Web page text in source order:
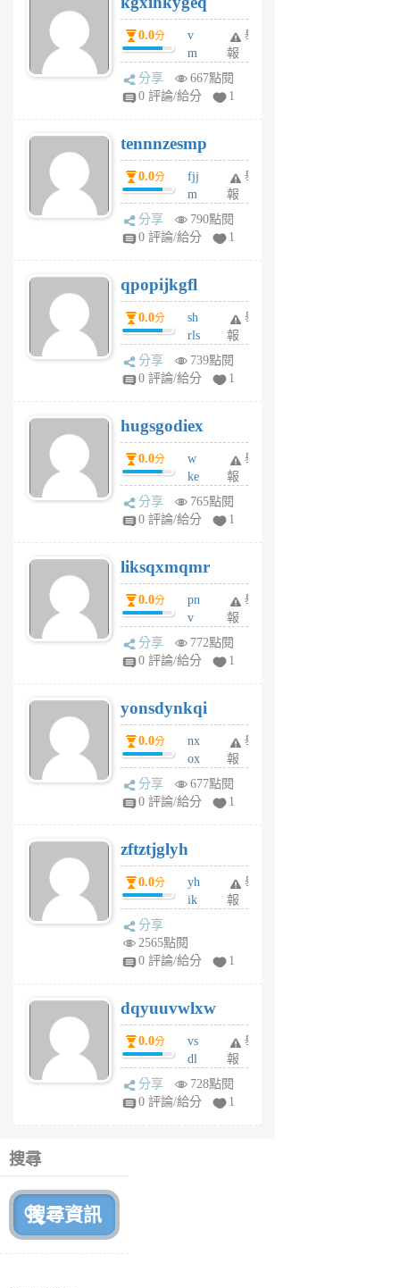
個
月
前
0.0分
v
m
sg
sr
6
個
月
前
舉
報
分享
667點閱
0 評論/給分
1
tennnzesmp
0.0分
fjj
m
w
rs
6
個
月
前
舉
報
分享
790點閱
0 評論/給分
1
qpopijkgfl
0.0分
sh
rls
k
m
6
個
月
前
舉
報
分享
739點閱
0 評論/給分
1
hugsgodiex
0.0分
w
ke
rv
pj
6
個
月
前
舉
報
分享
765點閱
0 評論/給分
1
liksqxmqmr
0.0分
pn
v
wt
sv
6
個
月
前
舉
報
分享
772點閱
0 評論/給分
1
yonsdynkqi
0.0分
nx
ox
rh
pe
月
前
舉
報
分享
677點閱
0 評論/給分
1
zftztjglyh
0.0分
yh
ik
tu
6
個
月
前
舉
報
分享
2565點閱
0 評論/給分
1
dqyuuvwlxw
0.0分
vs
dl
sq
fy
舉
報
分享
728點閱
0 評論/給分
1
搜尋